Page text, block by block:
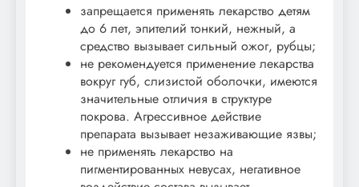
запрещается применять лекарство детям
до 6 лет, эпителий тонкий, нежный, а
средство вызывает сильный ожог, рубцы;
не рекомендуется применение лекарства
вокруг губ, слизистой оболочки, имеются
значительные отличия в структуре
покрова. Агрессивное действие
препарата вызывает незаживающие язвы;
не применять лекарство на
пигментированных невусах, негативное